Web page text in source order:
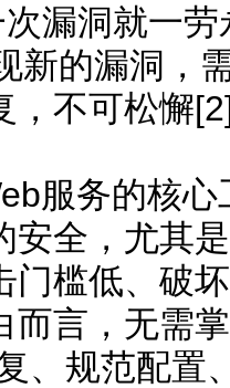
次漏洞就一
新的漏洞，
，不可松懈
服务的核
安全，尤其
门槛低、破
而言，无需
、规范配置